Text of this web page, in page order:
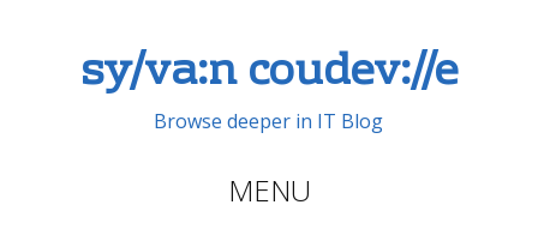
sy/va:n coudev://e
Browse deeper in IT Blog
MENU